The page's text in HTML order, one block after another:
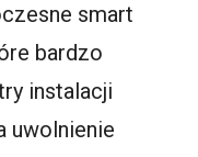
smart
bardzo
instalacji
uwolnienie